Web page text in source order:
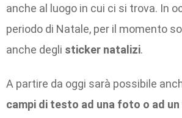
anche al luogo in cui ci si trova. In
periodo di Natale, per il momento
anche degli sticker natalizi.
A partire da oggi sarà possibile
campi di testo ad una foto o ad un